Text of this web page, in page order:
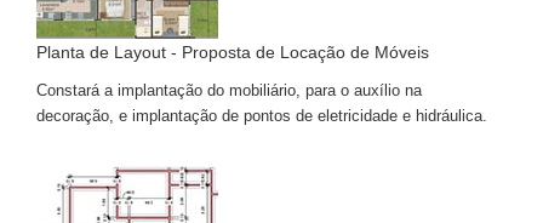
Planta de Layout - Proposta de Locação de Móveis
Constará a implantação do mobiliário, para o auxílio na
decoração, e implantação de pontos de eletricidade e hidráulica.